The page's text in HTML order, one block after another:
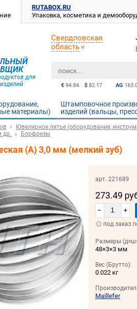
RUTABOX.RU
Упаковка, косметика и
для
AG
€ 94.84 $ 82.17
Свердловская
область
материалы)
Штамповочное
изделий (вальцы,
Ювелирное литье (оборудование,
др.
Борфрезы
(А) 3,0 мм (мелкий зуб)
арт. 221689
273.49
– +
под заказ
Размеры
48×3×3 мм
Вес (Брутто):
0.022 кг
Maillefer